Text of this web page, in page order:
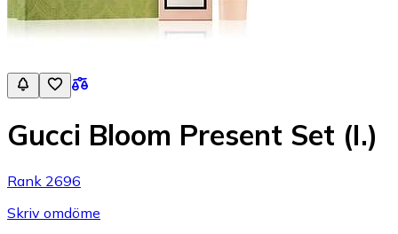
Gucci Bloom Present Set (I.)
Rank 2696
Skriv omdöme